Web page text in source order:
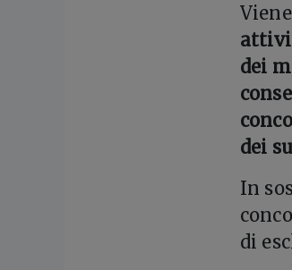
dei
dei
In
di